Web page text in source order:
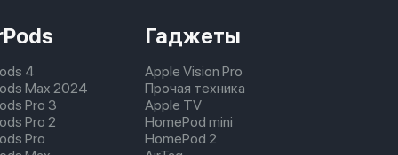
4
Max 2024
Pro 3
Pro 2
Pro
Гаджеты
Apple Vision Pro
Прочая техника
Apple TV
HomePod mini
HomePod 2